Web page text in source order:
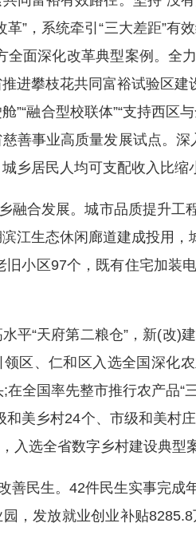
革”，系统牵引“三大差距”
全面深化改革典型案例。全
进攀枝花共同富裕试验区
”“融合型校联体”“支持西区
善事业高质量发展试点。
乡居民人均可支配收入比缩
合发展。城市品质提升工
江生态休闲廊道建成投用
旧小区97个，既有住宅加装
“天府第二粮仓”，新(改)建
区、仁和区入选全国深化
在全国率先整市推行农产品“
和美乡村24个、市级和美村
入选全省数字乡村建设典型
民生。42件民生实事完成年
，发放就业创业补贴